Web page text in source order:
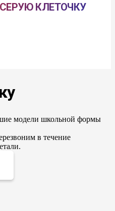
КЛЕТОЧКУ
модели школьной формы
в течение